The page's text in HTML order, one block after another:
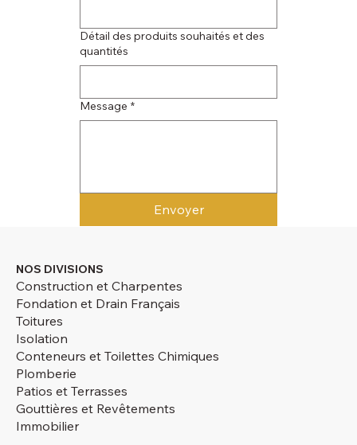
Détail des produits souhaités et des
quantités
Message *
Envoyer
NOS DIVISIONS
Construction et Charpentes
Fondation et Drain Français
Toitures
Isolation
Conteneurs et Toilettes Chimiques
Plomberie
Patios et Terrasses
Gouttières et Revêtements
Immobilier